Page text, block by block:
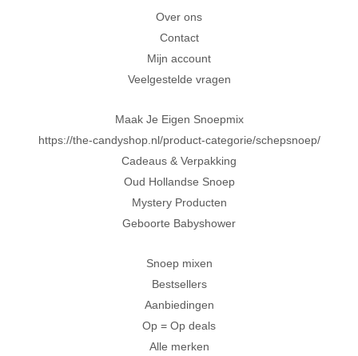
Al 20 jaar in Amersfoort
Over ons
Contact
Mijn account
Veelgestelde vragen
Maak Je Eigen Snoepmix
https://the-candyshop.nl/product-categorie/schepsnoep/
Cadeaus & Verpakking
Oud Hollandse Snoep
Mystery Producten
Geboorte Babyshower
Snoep mixen
Bestsellers
Aanbiedingen
Op = Op deals
Alle merken